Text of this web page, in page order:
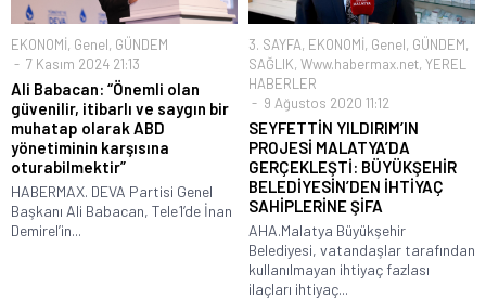
EKONOMİ, Genel, GÜNDEM
7 Kasım 2024 21:13
Ali Babacan: “Önemli olan
güvenilir, itibarlı ve saygın bir
muhatap olarak ABD
yönetiminin karşısına
oturabilmektir”
HABERMAX. DEVA Partisi Genel
Başkanı Ali Babacan, Tele1’de İnan
Demirel’in...
3. SAYFA, EKONOMİ, Genel, GÜNDEM,
SAĞLIK, Www.habermax.net, YEREL
HABERLER
9 Ağustos 2020 11:12
SEYFETTİN YILDIRIM’IN
PROJESİ MALATYA’DA
GERÇEKLEŞTİ: BÜYÜKŞEHİR
BELEDİYESİN’DEN İHTİYAÇ
SAHİPLERİNE ŞİFA
AHA.Malatya Büyükşehir
Belediyesi, vatandaşlar tarafından
kullanılmayan ihtiyaç fazlası
ilaçları ihtiyaç...